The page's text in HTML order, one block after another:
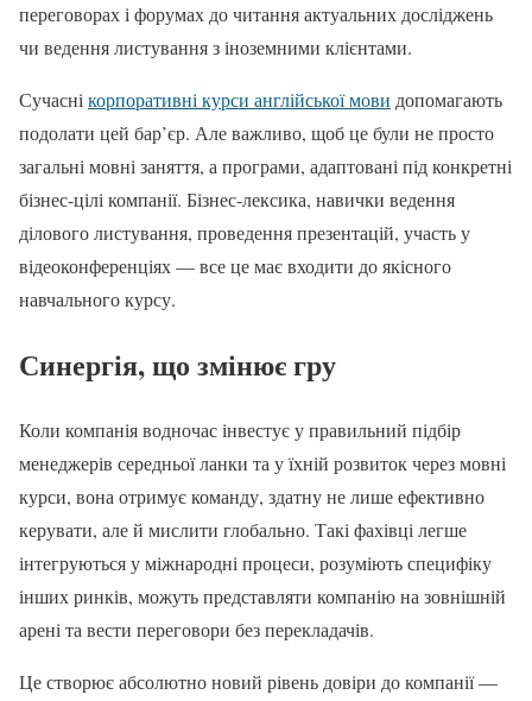
переговорах і форумах до читання актуальних досліджень
чи ведення листування з іноземними клієнтами.
Сучаснікорпоративні курси англійської мови допомагають
подолати цей бар’єр. Але важливо, щоб це були не просто
загальні мовні заняття, а програми, адаптовані під конкретні
бізнес-цілі компанії. Бізнес-лексика, навички ведення
ділового листування, проведення презентацій, участь у
відеоконференціях — все це має входити до якісного
навчального курсу.
Синергія, що змінює гру
Коли компанія водночас інвестує у правильний підбір
менеджерів середньої ланки та у їхній розвиток через мовні
курси, вона отримує команду, здатну не лише ефективно
керувати, але й мислити глобально. Такі фахівці легше
інтегруються у міжнародні процеси, розуміють специфіку
інших ринків, можуть представляти компанію на зовнішній
арені та вести переговори без перекладачів.
Це створює абсолютно новий рівень довіри до компанії —